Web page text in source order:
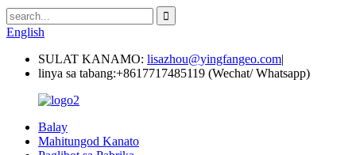
English
SULAT KANAMO: lisazhou@yingfangeo.com|
linya sa tabang:+8617717485119 (Wechat/ Whatsapp)
Balay
Mahitungod Kanato